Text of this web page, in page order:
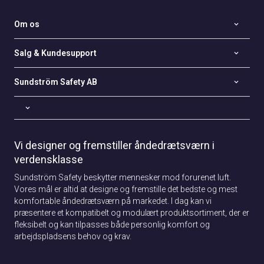
Om os
Salg & Kundesupport
Sundström Safety AB
Vi designer og fremstiller åndedrætsværn i
verdensklasse
Sundström Safety beskytter mennesker mod forurenet luft.
Vores mål er altid at designe og fremstille det bedste og mest
komfortable åndedrætsværn på markedet. I dag kan vi
præsentere et kompatibelt og modulært produktsortiment, der er
fleksibelt og kan tilpasses både personlig komfort og
arbejdspladsens behov og krav.